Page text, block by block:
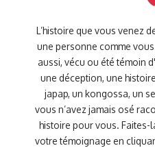
L’histoire que vous venez
une personne comme
aussi, vécu ou été témoin
une déception, une
japap, un kongossa, un
vous n’avez jamais osé
histoire pour vous. Faites-
votre témoignage en